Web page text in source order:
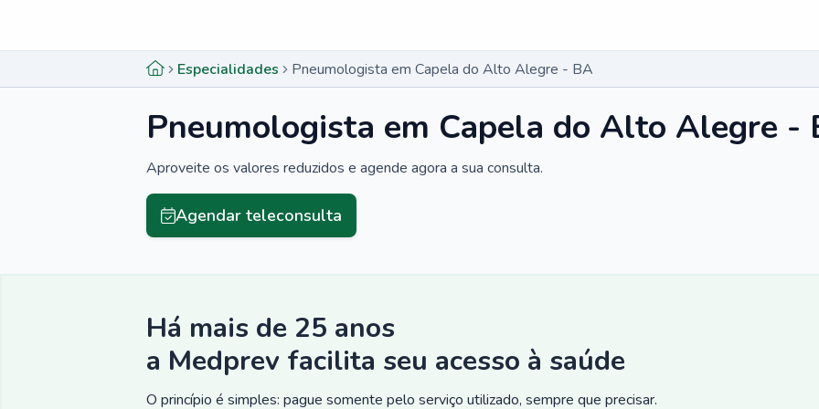
Especialidades Pneumologista em Capela do Alto Alegre - BA
Pneumologista em Capela do Alto Alegre -
Aproveite os valores reduzidos e agende agora a sua consulta.
Agendar teleconsulta
Há mais de 25 anos
a Medprev facilita seu acesso à saúde
O princípio é simples: pague somente pelo serviço utilizado, sempre que precisar.